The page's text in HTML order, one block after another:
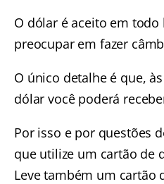
O dólar é aceito em
preocupar em fazer
O único detalhe é que,
dólar você poderá
Por isso e por questões
que utilize um cartão de
Leve também um cartão